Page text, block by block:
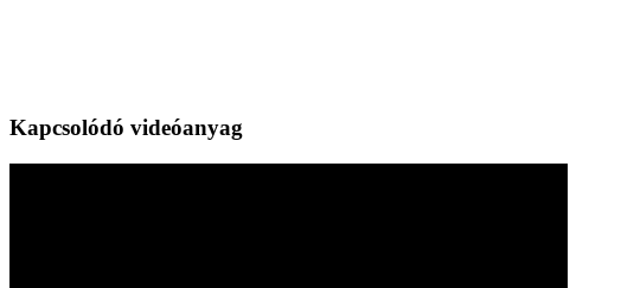
Kapcsolódó videóanyag